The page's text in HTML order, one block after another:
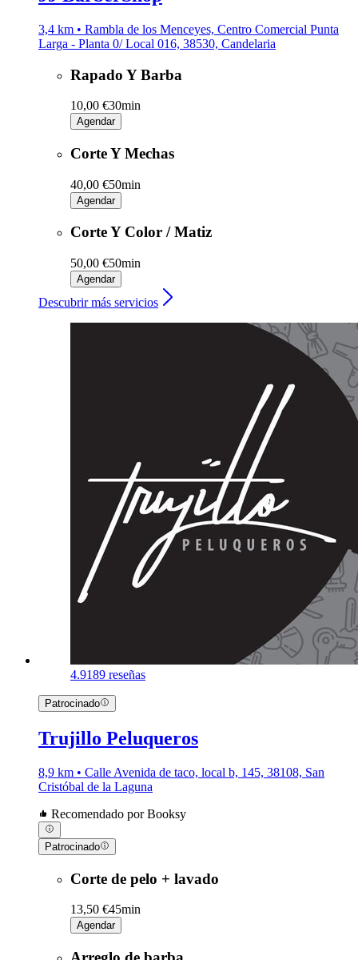
3,4 km • Rambla de los Menceyes, Centro Comercial Punta
Larga - Planta 0/ Local 016, 38530, Candelaria
Rapado Y Barba
10,00 €30min
Agendar
Corte Y Mechas
40,00 €50min
Agendar
Corte Y Color / Matiz
50,00 €50min
Agendar
Descubrir más servicios
4.9189 reseñas
Patrocinado
Trujillo Peluqueros
8,9 km • Calle Avenida de taco, local b, 145, 38108, San
Cristóbal de la Laguna
Recomendado por Booksy
Patrocinado
Corte de pelo + lavado
13,50 €45min
Agendar